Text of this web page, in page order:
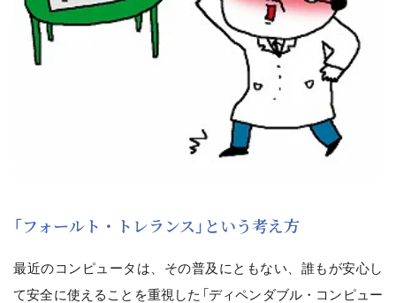
「フォールト・トレランス」という考え方
最近のコンピュータは、その普及にともない、誰もが安心し
て安全に使えることを重視した「ディペンダブル・コンピュー